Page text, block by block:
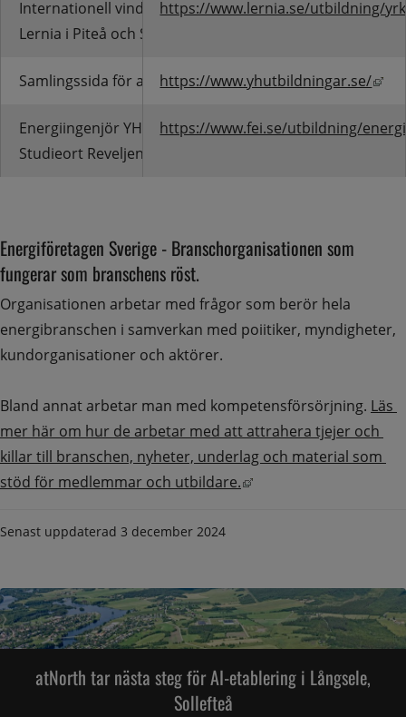
https://www.lernia.se/utbildning/
https://www.yhutbildningar.se/
https://www.fei.se/utbildning/
Internationell vindkrafttekniker, YH-utbildning
Lernia i Piteå och Sundsvall
Samlingssida för alla YH-utbildningar
Energiingenjör YH 400 poäng.
Studieort Reveljen, Sollefteå.
Energiföretagen Sverige - Branschorganisationen som
fungerar som branschens röst.
Organisationen arbetar med frågor som berör hela
energibranschen i samverkan med poiitiker, myndigheter,
kundorganisationer och aktörer.
Bland annat arbetar man med kompetensförsörjning. Läs
mer här om hur de arbetar med att attrahera tjejer och
killar till branschen, nyheter, underlag och material som
stöd för medlemmar och utbildare. Länk till annan
Senast uppdaterad 3 december 2024
atNorth tar nästa steg för AI-etablering i Långsele,
Sollefteå